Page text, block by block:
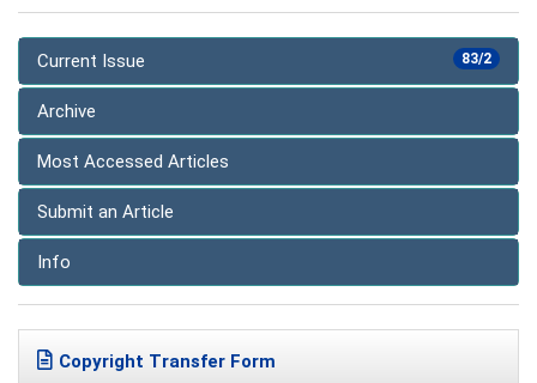
83/2
Current Issue
Archive
Most Accessed Articles
Submit an Article
Info
Copyright Transfer Form